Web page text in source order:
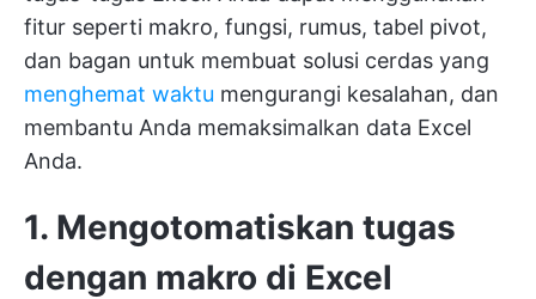
fitur seperti makro, fungsi, rumus, tabel pivot,
dan bagan untuk membuat solusi cerdas yang
menghemat waktu mengurangi kesalahan, dan
membantu Anda memaksimalkan data Excel
Anda.
1. Mengotomatiskan tugas
dengan makro di Excel